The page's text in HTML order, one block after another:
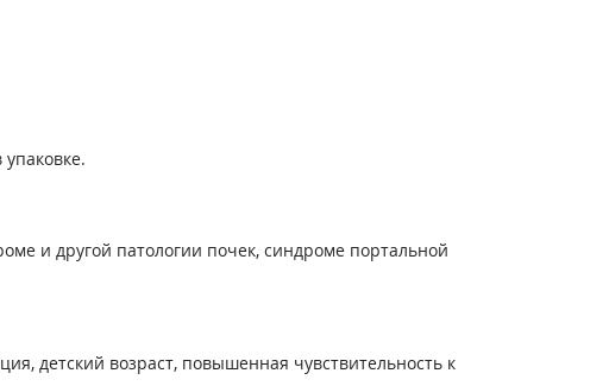
и другой патологии почек, синдроме портальной
детский возраст, повышенная чувствительность к